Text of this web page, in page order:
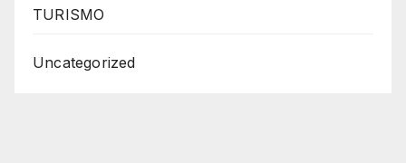
TURISMO
Uncategorized